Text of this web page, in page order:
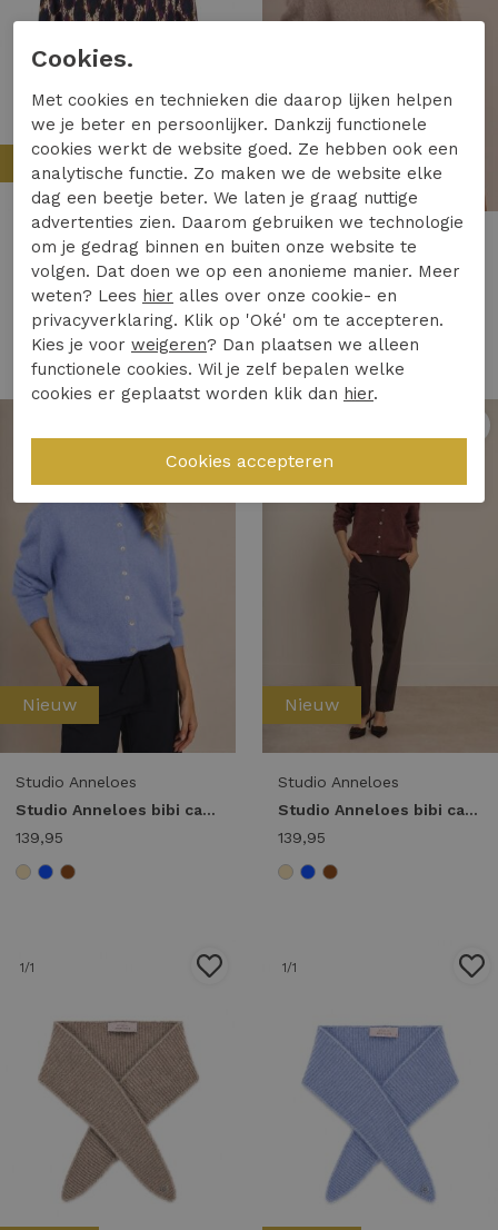
Nieuw
Studio Anneloes
Studio Anneloes charleze animal top 14008 T-shirt Korte mouw 9997 multi color
119,95
Nieuw
Studio Anneloes
139,95
Nieuw
Studio Anneloes
Studio Anneloes bibi cardigan 14402 Vest 6000 sky blue
139,95
Nieuw
Studio Anneloes
Studio Anneloes bibi cardigan 14402 Vest 8600 chestnut
139,95
1/1 1/1
Cookies.
Met cookies en technieken die daarop lijken helpen
we je beter en persoonlijker. Dankzij functionele
cookies werkt de website goed. Ze hebben ook een
analytische functie. Zo maken we de website elke
dag een beetje beter. We laten je graag nuttige
advertenties zien. Daarom gebruiken we technologie
om je gedrag binnen en buiten onze website te
volgen. Dat doen we op een anonieme manier. Meer
weten? Lees hier alles over onze cookie- en
privacyverklaring. Klik op 'Oké' om te accepteren.
Kies je voor weigeren? Dan plaatsen we alleen
functionele cookies. Wil je zelf bepalen welke
cookies er geplaatst worden klik dan hier.